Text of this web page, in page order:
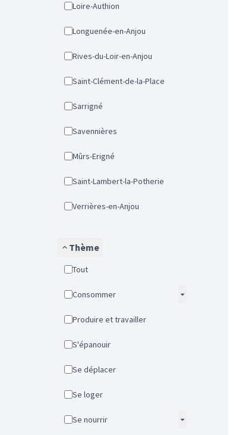
Loire-Authion
Longuenée-en-Anjou
Rives-du-Loir-en-Anjou
Saint-Clément-de-la-Place
Sarrigné
Savennières
Mûrs-Erigné
Saint-Lambert-la-Potherie
Verrières-en-Anjou
Thème
Tout
Consommer
Produire et travailler
S'épanouir
Se déplacer
Se loger
Se nourrir